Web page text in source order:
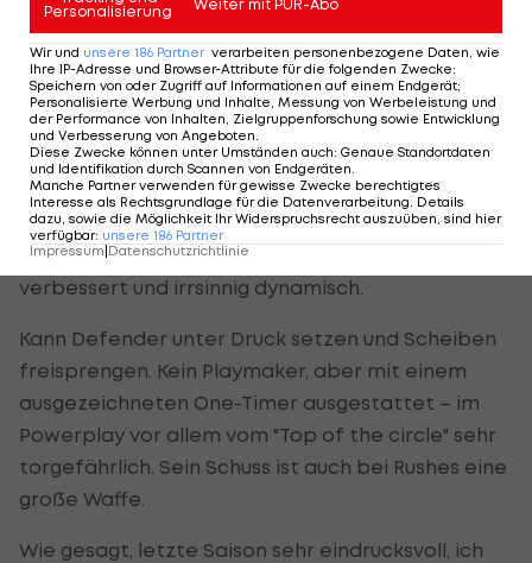
er war im Farmteam festgenagelt – ob er beim
KACheuer in der ersten Mannschaft eine Chance
bekommen hätte, ist fraglich.
Der Flügel war lange körperlich etwas schwach
und dadurch auch verletzungsanfällig, was sich in
der letzten Saison aber sehr zum Positiven
änderte. Sowohl in der AlpsHL als auch bei den
Nationalteams (U18 und U20) körperlich
verbessert und irrsinnig dynamisch.
Kann Defender unter Druck setzen und Scheiben
freisprengen. Kein Playmaker, aber mit einem
ausgezeichneten One-Timer ausgestattet – im
Powerplay vor allem vom "Top of the circle" sehr
torgefährlich. Sein Schuss ist auch bei Rushes eine
große Waffe.
Wie gesagt, letzte Saison sehr eindrucksvoll, ich
Personalisierung
Weiter mit PUR-Abo
Wir und unsere 186 Partner verarbeiten personenbezogene Daten, wie
Ihre IP-Adresse und Browser-Attribute für die folgenden Zwecke:
Speichern von oder Zugriff auf Informationen auf einem Endgerät;
Personalisierte Werbung und Inhalte, Messung von Werbeleistung und
der Performance von Inhalten, Zielgruppenforschung sowie Entwicklung
und Verbesserung von Angeboten.
Diese Zwecke können unter Umständen auch: Genaue Standortdaten
und Identifikation durch Scannen von Endgeräten.
Manche Partner verwenden für gewisse Zwecke berechtigtes
Interesse als Rechtsgrundlage für die Datenverarbeitung. Details
dazu, sowie die Möglichkeit Ihr Widerspruchsrecht auszuüben, sind hier
verfügbar: unsere 186 Partner
Impressum Datenschutzrichtlinie